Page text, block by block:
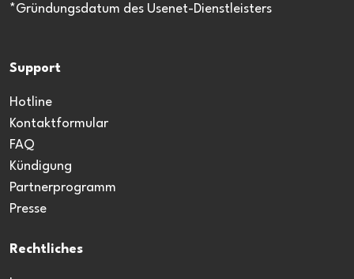
*Gründungsdatum des Usenet-Dienstleisters
Support
Hotline
Kontaktformular
FAQ
Kündigung
Partnerprogramm
Presse
Rechtliches